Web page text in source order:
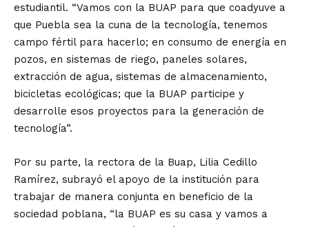
estudiantil. “Vamos con la BUAP para que coadyuve a
que Puebla sea la cuna de la tecnología, tenemos
campo fértil para hacerlo; en consumo de energía en
pozos, en sistemas de riego, paneles solares,
extracción de agua, sistemas de almacenamiento,
bicicletas ecológicas; que la BUAP participe y
desarrolle esos proyectos para la generación de
tecnología”.
Por su parte, la rectora de la Buap, Lilia Cedillo
Ramírez, subrayó el apoyo de la institución para
trabajar de manera conjunta en beneficio de la
sociedad poblana, “la BUAP es su casa y vamos a